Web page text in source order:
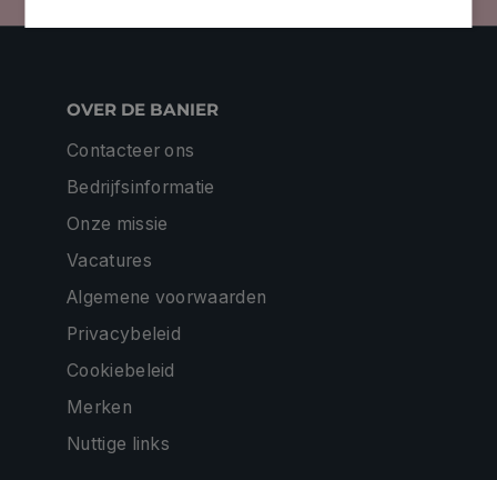
OVER DE BANIER
Contacteer ons
Bedrijfsinformatie
Onze missie
Vacatures
Algemene voorwaarden
Privacybeleid
Cookiebeleid
Merken
Nuttige links